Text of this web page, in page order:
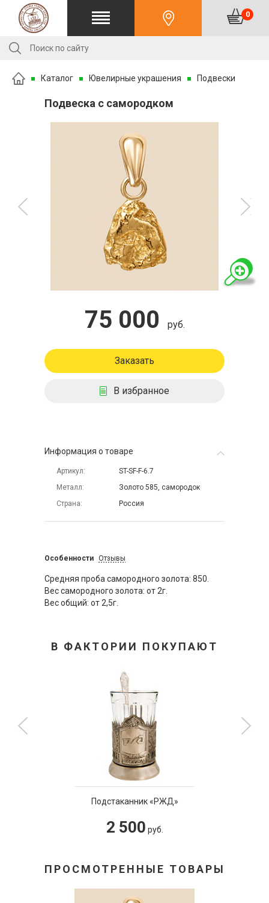
0
Каталог Ювелирные украшения Подвески
Подвеска с самородком
75 000 руб.
Заказать
В избранное
Информация о товаре
Артикул
ST-SF-F-6.7
Металл
Золото 585, самородок
Страна
Россия
Особенности Отзывы
Средняя проба самородного золота: 850.
Вес самородного золота: от 2г.
Вес общий: от 2,5г.
В ФАКТОРИИ ПОКУПАЮТ
Подстаканник «РЖД»
2 500 руб.
ПРОСМОТРЕННЫЕ ТОВАРЫ